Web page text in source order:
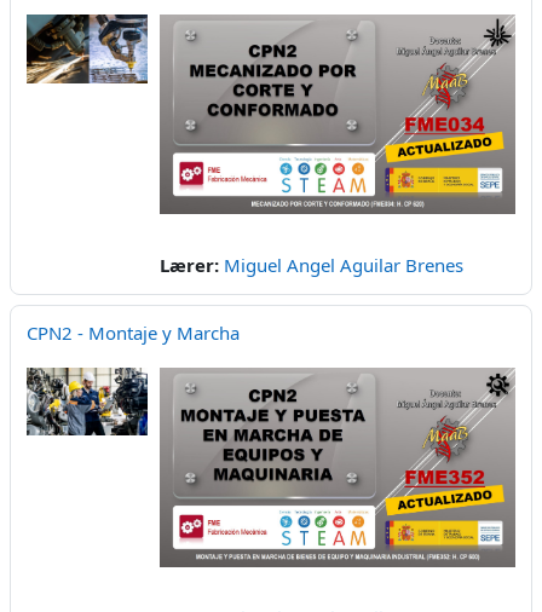
Lærer: Miguel Angel Aguilar Brenes
CPN2 - Montaje y Marcha